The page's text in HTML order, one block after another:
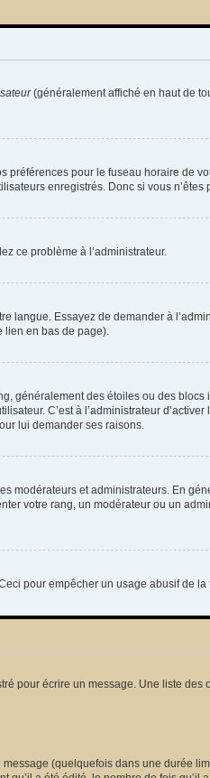
(généralement affiché en haut de
pour le fuseau horaire de
enregistrés. Donc si vous n’êtes
ce problème à l’administrateur.
langue. Essayez de demander à
lien en bas de page).
généralement des étoiles ou des
C’est à l’administrateur
lui demander ses raisons.
modérateurs et administrateurs. En
votre rang, un modérateur ou un
pour empêcher un usage abusif de
pour écrire un message. Une liste
(quelquefois dans une durée